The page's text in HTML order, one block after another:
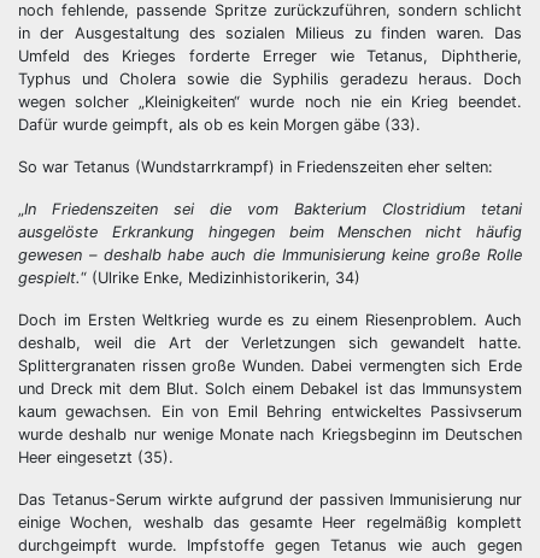
noch fehlende, passende Spritze zurückzuführen, sondern schlicht
in der Ausgestaltung des sozialen Milieus zu finden waren. Das
Umfeld des Krieges forderte Erreger wie Tetanus, Diphtherie,
Typhus und Cholera sowie die Syphilis geradezu heraus. Doch
wegen solcher „Kleinigkeiten“ wurde noch nie ein Krieg beendet.
Dafür wurde geimpft, als ob es kein Morgen gäbe (33).
So war Tetanus (Wundstarrkrampf) in Friedenszeiten eher selten:
„In Friedenszeiten sei die vom Bakterium Clostridium tetani
ausgelöste Erkrankung hingegen beim Menschen nicht häufig
gewesen – deshalb habe auch die Immunisierung keine große Rolle
gespielt.“ (Ulrike Enke, Medizinhistorikerin, 34)
Doch im Ersten Weltkrieg wurde es zu einem Riesenproblem. Auch
deshalb, weil die Art der Verletzungen sich gewandelt hatte.
Splittergranaten rissen große Wunden. Dabei vermengten sich Erde
und Dreck mit dem Blut. Solch einem Debakel ist das Immunsystem
kaum gewachsen. Ein von Emil Behring entwickeltes Passivserum
wurde deshalb nur wenige Monate nach Kriegsbeginn im Deutschen
Heer eingesetzt (35).
Das Tetanus-Serum wirkte aufgrund der passiven Immunisierung nur
einige Wochen, weshalb das gesamte Heer regelmäßig komplett
durchgeimpft wurde. Impfstoffe gegen Tetanus wie auch gegen